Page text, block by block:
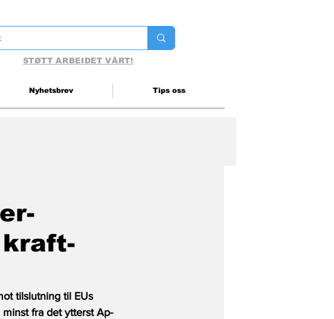
STØTT ARBEIDET VÅRT!
Nyhetsbrev Tips oss
tilslutning til EUs
fra det ytterst Ap-